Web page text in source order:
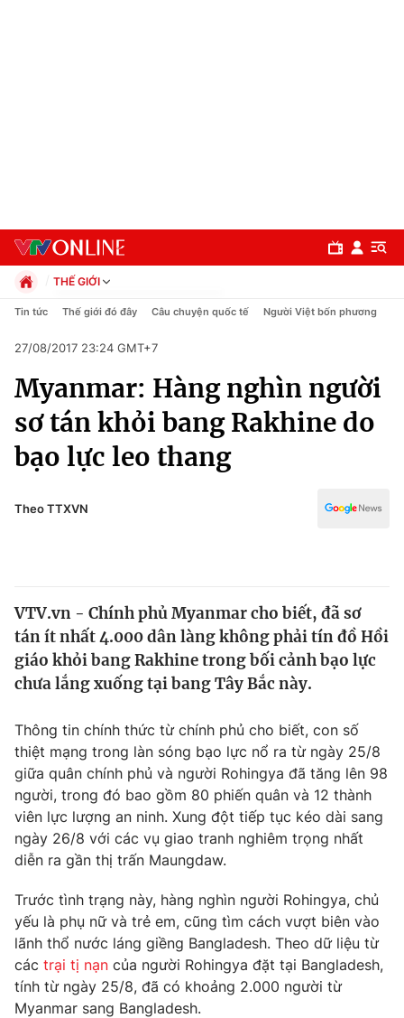
Chuyên mục
Chính trị
Xã hội
Pháp luật
Thế giới
Tin tức
Thế giới đó đây
Câu chuyện quốc tế
Kinh tế
Thị trường
Góc doanh nghiệp
Dữ liệu và đời sống
Truyền hình
Phim VTV
Hậu trường
Khán giả
Giải sao mai
Giải trí
Điện ảnh
Âm nhạc
Sao
Du lịch
Làm đẹp
Chất lượng cuộc sống
Giáo dục
Tuyển sinh
Học trực tuyến
Công nghệ
THẾ GIỚI
Chính trị
Pháp luật
Kinh tế
Thể thao
Truyền hình
Văn hóa - Giải trí
Y tế
Tin tức Thế giới đó đây Câu chuyện quốc tế Người Việt bốn phương
27/08/2017 23:24 GMT+7
Myanmar: Hàng nghìn người
sơ tán khỏi bang Rakhine do
bạo lực leo thang
Theo TTXVN
VTV.vn - Chính phủ Myanmar cho biết, đã sơ
tán ít nhất 4.000 dân làng không phải tín đồ Hồi
giáo khỏi bang Rakhine trong bối cảnh bạo lực
chưa lắng xuống tại bang Tây Bắc này.
Thông tin chính thức từ chính phủ cho biết, con số
thiệt mạng trong làn sóng bạo lực nổ ra từ ngày 25/8
giữa quân chính phủ và người Rohingya đã tăng lên 98
người, trong đó bao gồm 80 phiến quân và 12 thành
viên lực lượng an ninh. Xung đột tiếp tục kéo dài sang
ngày 26/8 với các vụ giao tranh nghiêm trọng nhất
diễn ra gần thị trấn Maungdaw.
Trước tình trạng này, hàng nghìn người Rohingya, chủ
yếu là phụ nữ và trẻ em, cũng tìm cách vượt biên vào
lãnh thổ nước láng giềng Bangladesh. Theo dữ liệu từ
các trại tị nạn của người Rohingya đặt tại Bangladesh,
tính từ ngày 25/8, đã có khoảng 2.000 người từ
Myanmar sang Bangladesh.